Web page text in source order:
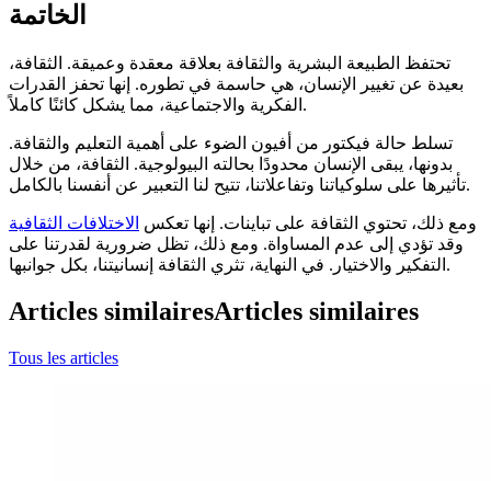
الخاتمة
تحتفظ الطبيعة البشرية والثقافة بعلاقة معقدة وعميقة. الثقافة،
بعيدة عن تغيير الإنسان، هي حاسمة في تطوره. إنها تحفز القدرات
الفكرية والاجتماعية، مما يشكل كائنًا كاملاً.
تسلط حالة فيكتور من أفيون الضوء على أهمية التعليم والثقافة.
بدونها، يبقى الإنسان محدودًا بحالته البيولوجية. الثقافة، من خلال
تأثيرها على سلوكياتنا وتفاعلاتنا، تتيح لنا التعبير عن أنفسنا بالكامل.
ومع ذلك، تحتوي الثقافة على تباينات. إنها تعكس الاختلافات الثقافية
وقد تؤدي إلى عدم المساواة. ومع ذلك، تظل ضرورية لقدرتنا على
التفكير والاختيار. في النهاية، تثري الثقافة إنسانيتنا، بكل جوانبها.
Articles similairesArticles similaires
Tous les articles